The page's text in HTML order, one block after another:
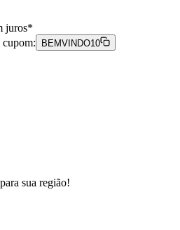
juros*
BEMVINDO10
sua região!